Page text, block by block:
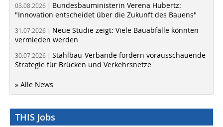
03.08.2026 | Bundesbauministerin Verena Hubertz:
"Innovation entscheidet über die Zukunft des Bauens"
31.07.2026 | Neue Studie zeigt: Viele Bauabfälle könnten
vermieden werden
30.07.2026 | Stahlbau-Verbände fordern vorausschauende
Strategie für Brücken und Verkehrsnetze
» Alle News
THIS Jobs